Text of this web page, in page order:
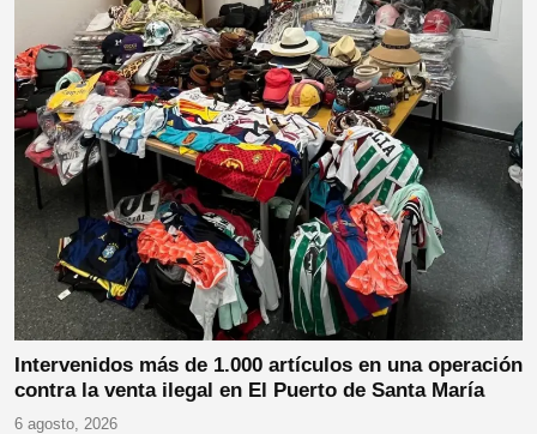
Intervenidos más de 1.000 artículos en una operación
contra la venta ilegal en El Puerto de Santa María
6 agosto, 2026